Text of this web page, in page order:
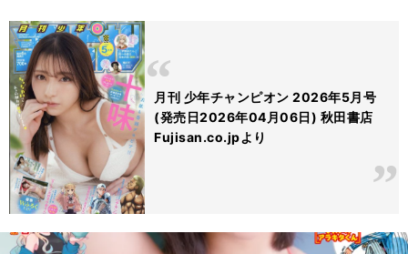
月刊 少年チャンピオン 2026年5月号
(発売日2026年04月06日) 秋田書店
Fujisan.co.jpより